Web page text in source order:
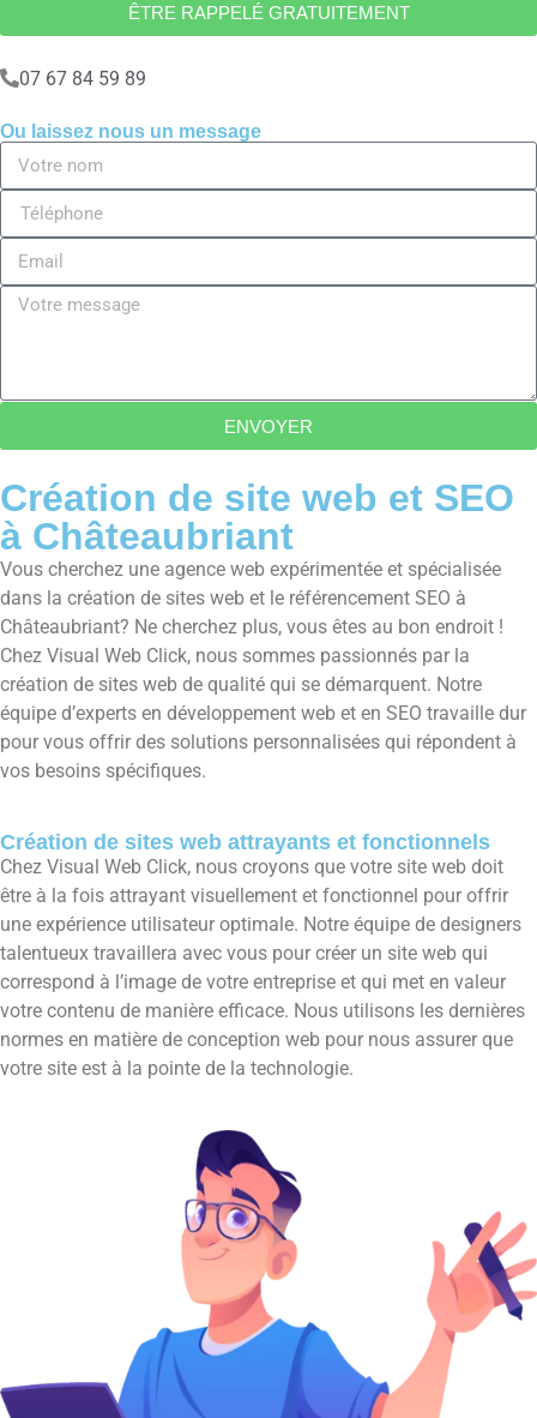
ÊTRE RAPPELÉ GRATUITEMENT
07 67 84 59 89
Ou laissez nous un message
ENVOYER
Création de site web et SEO
à Châteaubriant
Vous cherchez une agence web expérimentée et spécialisée
dans la création de sites web et le référencement SEO à
Châteaubriant? Ne cherchez plus, vous êtes au bon endroit !
Chez Visual Web Click, nous sommes passionnés par la
création de sites web de qualité qui se démarquent. Notre
équipe d’experts en développement web et en SEO travaille dur
pour vous offrir des solutions personnalisées qui répondent à
vos besoins spécifiques.
Création de sites web attrayants et fonctionnels
Chez Visual Web Click, nous croyons que votre site web doit
être à la fois attrayant visuellement et fonctionnel pour offrir
une expérience utilisateur optimale. Notre équipe de designers
talentueux travaillera avec vous pour créer un site web qui
correspond à l’image de votre entreprise et qui met en valeur
votre contenu de manière efficace. Nous utilisons les dernières
normes en matière de conception web pour nous assurer que
votre site est à la pointe de la technologie.